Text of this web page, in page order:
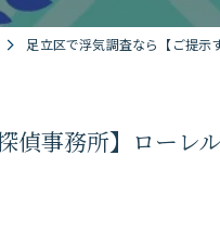
足立区で浮気調査なら【ご提示
事務所】ローレ